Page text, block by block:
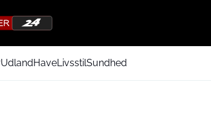
UdlandHaveLivsstilSundhed